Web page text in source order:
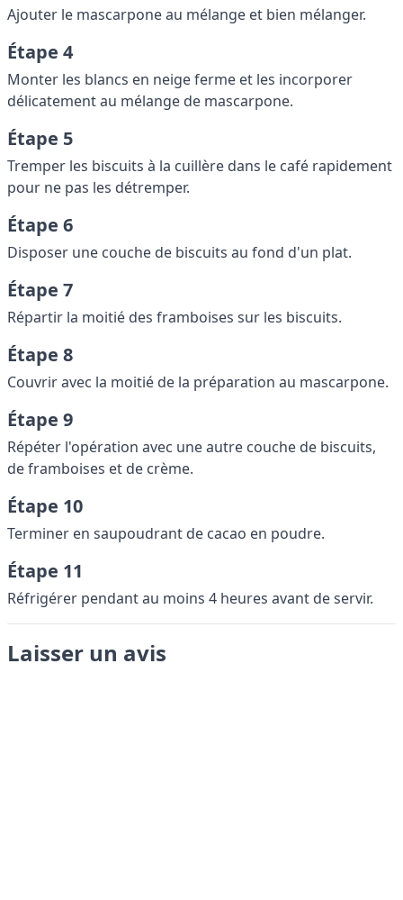
Ajouter le mascarpone au mélange et bien mélanger.
Étape 4
Monter les blancs en neige ferme et les incorporer
délicatement au mélange de mascarpone.
Étape 5
Tremper les biscuits à la cuillère dans le café rapidement
pour ne pas les détremper.
Étape 6
Disposer une couche de biscuits au fond d'un plat.
Étape 7
Répartir la moitié des framboises sur les biscuits.
Étape 8
Couvrir avec la moitié de la préparation au mascarpone.
Étape 9
Répéter l'opération avec une autre couche de biscuits,
de framboises et de crème.
Étape 10
Terminer en saupoudrant de cacao en poudre.
Étape 11
Réfrigérer pendant au moins 4 heures avant de servir.
Laisser un avis